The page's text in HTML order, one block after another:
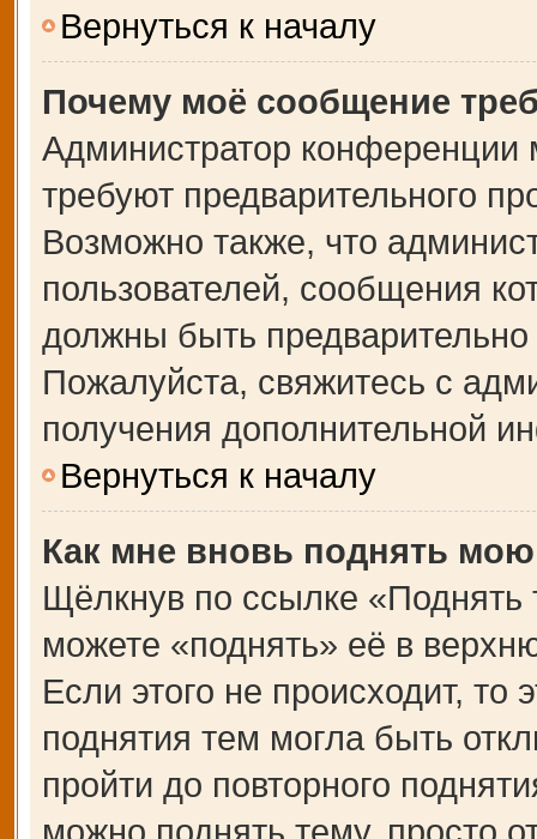
Вернуться к началу
Почему моё сообщение
Администратор
требуют предварительного
Возможно также, что
пользователей, сообщения
должны быть
Пожалуйста, свяжитесь с
получения дополнительной
Вернуться к началу
Как мне вновь поднять
Щёлкнув по ссылке
можете «поднять» её в
Если этого не происходит, то
поднятия тем могла быть
пройти до повторного